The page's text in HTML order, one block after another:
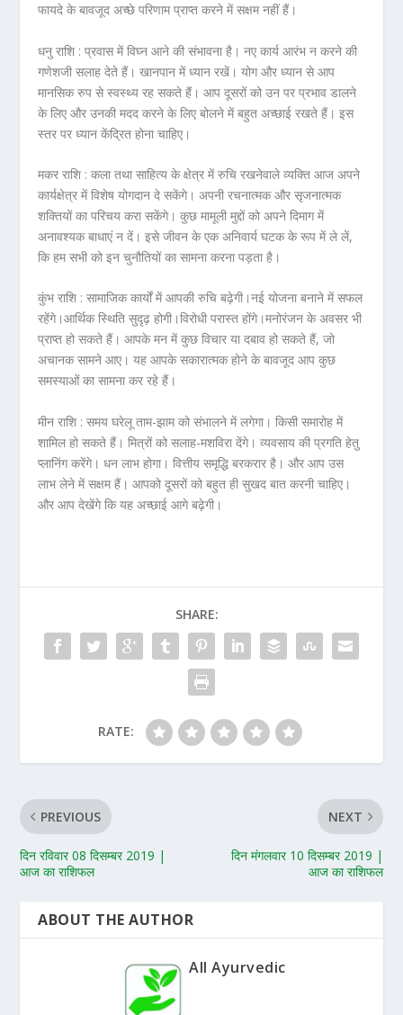
फायदे के बावजूद अच्छे परिणाम प्राप्त करने में सक्षम नहीं हैं।
धनु राशि :प्रवास में विघ्न आने की संभावना है। नए कार्य आरंभ न करने की
गणेशजी सलाह देते हैं। खानपान में ध्यान रखें। योग और ध्यान से आप
मानसिक रुप से स्वस्थ्य रह सकते हैं। आप दूसरों को उन पर प्रभाव डालने
के लिए और उनकी मदद करने के लिए बोलने में बहुत अच्छाई रखते हैं। इस
स्तर पर ध्यान केंद्रित होना चाहिए।
मकर राशि :कला तथा साहित्य के क्षेत्र में रुचि रखनेवाले व्यक्ति आज अपने
कार्यक्षेत्र में विशेष योगदान दे सकेंगे। अपनी रचनात्मक और सृजनात्मक
शक्तियों का परिचय करा सकेंगे। कुछ मामूली मुद्दों को अपने दिमाग में
अनावश्यक बाधाएं न दें। इसे जीवन के एक अनिवार्य घटक के रूप में ले लें,
कि हम सभी को इन चुनौतियों का सामना करना पड़ता है।
कुंभ राशि :सामाजिक कार्यों में आपकी रुचि बढ़ेगी।नई योजना बनाने में सफल
रहेंगे।आर्थिक स्थिति सुदृढ़ होगी।विरोधी परास्त होंगे।मनोरंजन के अवसर भी
प्राप्त हो सकते हैं। आपके मन में कुछ विचार या दबाव हो सकते हैं, जो
अचानक सामने आए। यह आपके सकारात्मक होने के बावजूद आप कुछ
समस्याओं का सामना कर रहे हैं।
मीन राशि :समय घरेलू ताम-झाम को संभालने में लगेगा। किसी समारोह में
शामिल हो सकते हैं। मित्रों को सलाह-मशविरा देंगे। व्यवसाय की प्रगति हेतु
प्लानिंग करेंगे। धन लाभ होगा। वित्तीय समृद्धि बरकरार है। और आप उस
लाभ लेने में सक्षम हैं। आपको दूसरों को बहुत ही सुखद बात करनी चाहिए।
और आप देखेंगे कि यह अच्छाई आगे बढ़ेगी।
SHARE:
RATE:
PREVIOUS
दिन रविवार 08 दिसम्बर 2019 |
आज का राशिफल
NEXT
दिन मंगलवार 10 दिसम्बर 2019 |
आज का राशिफल
ABOUT THE AUTHOR
All Ayurvedic